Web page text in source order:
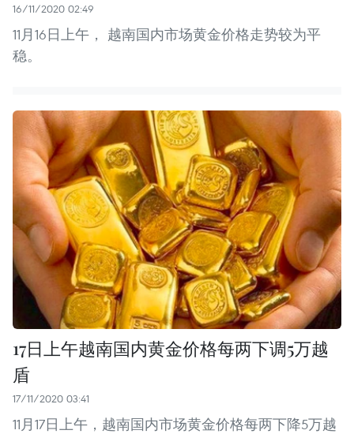
16/11/2020 02:49
11月16日上午， 越南国内市场黄金价格走势较为平
稳。
17日上午越南国内黄金价格每两下调5万越
盾
17/11/2020 03:41
11月17日上午，越南国内市场黄金价格每两下降5万越